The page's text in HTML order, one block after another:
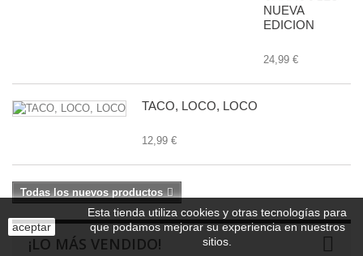
NUEVA
EDICION
24,99 €
TACO, LOCO, LOCO
12,99 €
Todas los nuevos productos
¡LO MÁS VENDIDO!
aceptar
Esta tienda utiliza cookies y otras tecnologías para
que podamos mejorar su experiencia en nuestros
sitios.